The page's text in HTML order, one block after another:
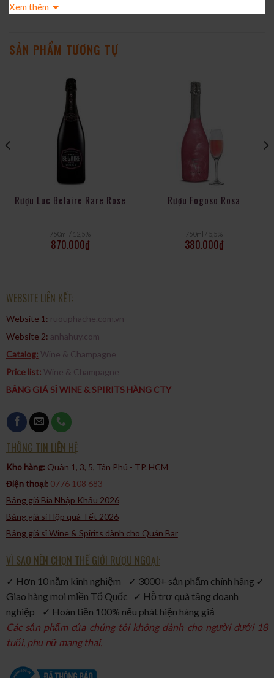
nhàng và dễ uống của nó. Nó thích hợp cho các buổi tiệc, lễ hội,
một lựa chọn tốt để kết hợp với các món ăn nhẹ nhàng như các
loại hải sản, salad, hoặc các món ăn vặt như phô mai
Xem thêm
SẢN PHẨM TƯƠNG TỰ
Rượu Luc Belaire Rare Rose
750ml / 12,5%
870.000₫
Rượu Fogoso Rosa
750ml / 5,5%
380.000₫
WEBSITE LIÊN KẾT:
Website 1: ruouphache.com.vn
Website 2: anhahuy.com
Catalog: Wine & Champagne
Price list: Wine & Champagne
BẢNG GIÁ SỈ WINE & SPIRITS HÀNG CTY
THÔNG TIN LIÊN HỆ
Kho hàng: Quận 1, 3, 5, Tân Phú - TP. HCM​
Điện thoại: 0776 108 683
Bảng giá Bia Nhập Khẩu 2026
Bảng giá sỉ Hộp quà Tết 2026
Bảng giá sỉ Wine & Spirits dành cho Quán Bar
VÌ SAO NÊN CHỌN THẾ GIỚI RƯỢU NGOẠI:
✓ Hơn 10 năm kinh nghiệm ✓ 3000+ sản phẩm chính hãng ✓
Giao hàng mọi miền Tổ Quốc ✓ Hỗ trợ quà tặng doanh
nghiệp ✓ Hoàn tiền 100% nếu phát hiện hàng giả
Các sản phẩm của chúng tôi không dành cho người dưới 18
tuổi, phụ nữ mang thai.